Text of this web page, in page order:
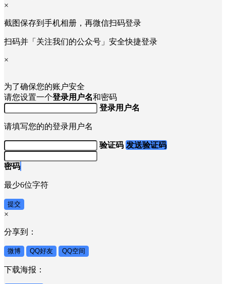
×
截图保存到手机相册，再微信扫码登录
扫码并「关注我们的公众号」安全快捷登录
×
为了确保您的账户安全
请您设置一个登录用户名和密码
登录用户名
请填写您的的登录用户名
验证码 发送验证码
密码
最少6位字符
提交
×
分享到：
微博 QQ好友 QQ空间
下载海报：